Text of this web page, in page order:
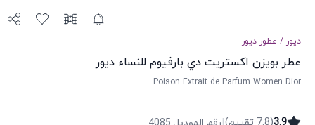
ديور / عطور ديور
عطر بويزن اكستريت دي بارفيوم للنساء ديور
Poison Extrait de Parfum Women Dior